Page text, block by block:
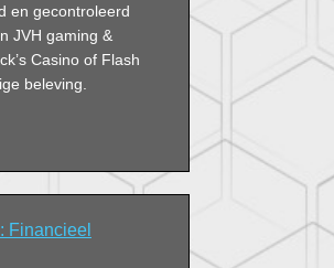
en gecontroleerd
JVH gaming &
Casino of Flash
beleving.
Financieel